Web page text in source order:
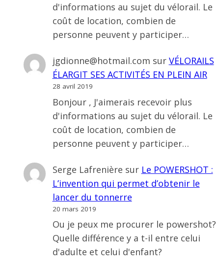
d'informations au sujet du vélorail. Le
coût de location, combien de
personne peuvent y participer…
jgdionne@hotmail.com sur VÉLORAILS
ÉLARGIT SES ACTIVITÉS EN PLEIN AIR
28 avril 2019
Bonjour , J'aimerais recevoir plus
d'informations au sujet du vélorail. Le
coût de location, combien de
personne peuvent y participer…
Serge Lafrenière sur Le POWERSHOT :
L’invention qui permet d’obtenir le
lancer du tonnerre
20 mars 2019
Ou je peux me procurer le powershot?
Quelle différence y a t-il entre celui
d'adulte et celui d'enfant?